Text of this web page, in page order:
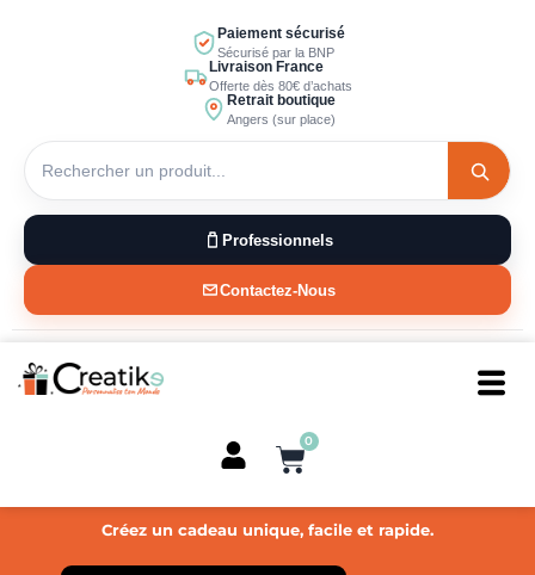
Paiement sécurisé
Sécurisé par la BNP
Livraison France
Offerte dès 80€ d’achats
Retrait boutique
Angers (sur place)
Professionnels
Contactez-Nous
0
Panier
Créez un cadeau unique, facile et rapide.